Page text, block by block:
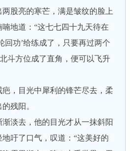
股亮的寒芒，满是皱纹的脸上
地道：“这七七四十九天待在
回功’给练成了，只要再过两个
斗方位成了直角，便可以飞升
，目光中犀利的锋芒尽去，柔
残阳。
去，他的目光才从一抹斜阳
吁了口气，叹道：“这美好的